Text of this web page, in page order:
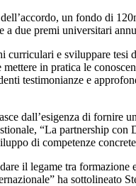
un fondo di
due premi universitari
e sviluppare
in pratica le
testimonianze e
dall’esigenza di
“La partnership
di competenze
il legame tra
ha sottolineato